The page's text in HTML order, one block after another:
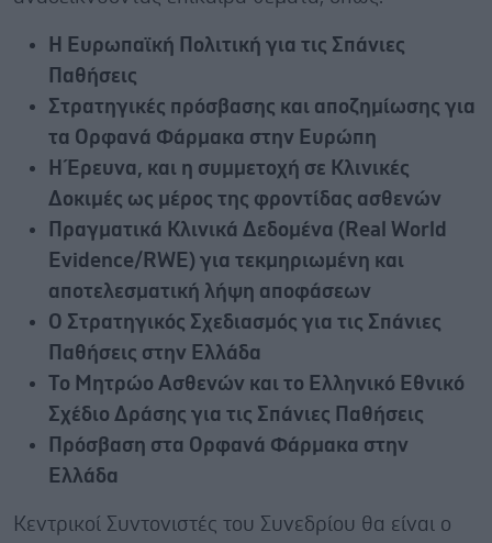
Η Ευρωπαϊκή Πολιτική για τις Σπάνιες
Παθήσεις
Στρατηγικές πρόσβασης και αποζημίωσης για
τα Ορφανά Φάρμακα στην Ευρώπη
Η Έρευνα, και η συμμετοχή σε Κλινικές
Δοκιμές ως μέρος της φροντίδας ασθενών
Πραγματικά Κλινικά Δεδομένα (Real World
Evidence/RWE) για τεκμηριωμένη και
αποτελεσματική λήψη αποφάσεων
Ο Στρατηγικός Σχεδιασμός για τις Σπάνιες
Παθήσεις στην Ελλάδα
Το Μητρώο Ασθενών και το Ελληνικό Εθνικό
Σχέδιο Δράσης για τις Σπάνιες Παθήσεις
Πρόσβαση στα Ορφανά Φάρμακα στην
Ελλάδα
Κεντρικοί Συντονιστές του Συνεδρίου θα είναι ο